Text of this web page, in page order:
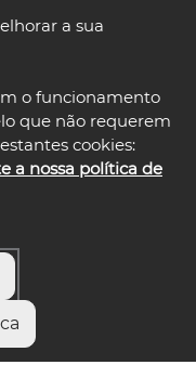
a sua
o funcionamento
que não requerem
cookies:
a nossa política de
select language